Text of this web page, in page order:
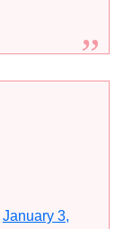
January 3,